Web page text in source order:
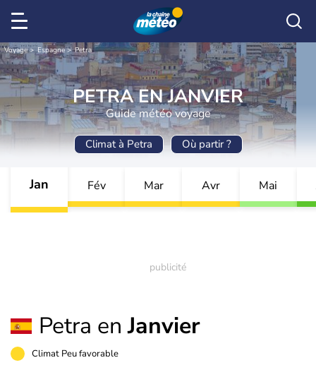
Voyage Espagne Petra
PETRA EN JANVIER
Guide météo voyage
Climat à Petra Où partir ?
Jan Fév Mar Avr Mai
Petra enJanvier
Climat Peu favorable